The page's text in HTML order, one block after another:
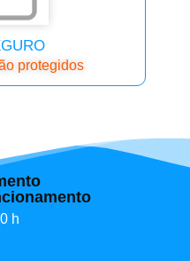
protegidos
h